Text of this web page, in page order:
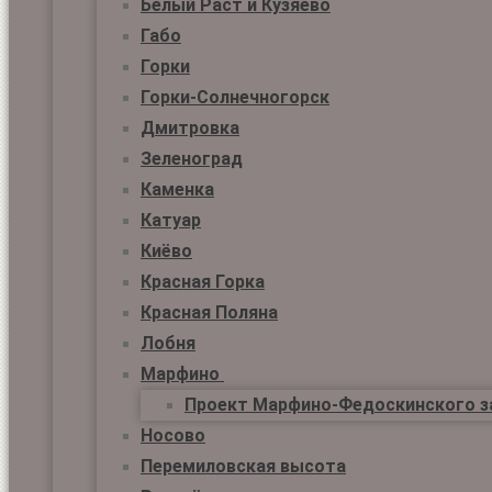
Белый Раст и Кузяево
Габо
Горки
Горки-Солнечногорск
Дмитровка
Зеленоград
Каменка
Катуар
Киёво
Красная Горка
Красная Поляна
Лобня
Марфино
Проект Марфино-Федоскинского
Носово
Перемиловская высота